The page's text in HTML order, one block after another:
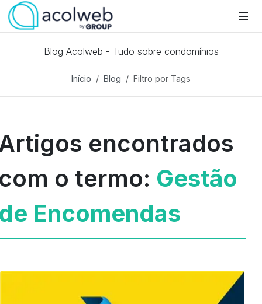
Blog Acolweb - Tudo sobre condomínios
Início Blog Filtro por Tags
encontrados
o termo: Gestão
Encomendas